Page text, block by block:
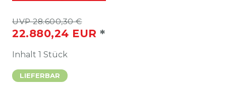
UVP 28.600,30 €
22.880,24 EUR *
Inhalt 1 Stück
LIEFERBAR